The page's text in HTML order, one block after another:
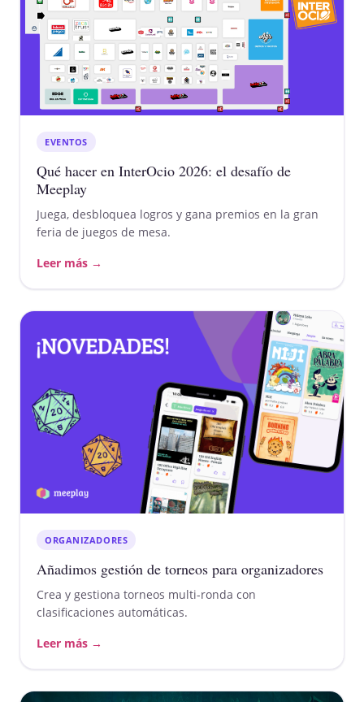
EVENTOS
Qué hacer en InterOcio 2026: el desafío de
Meeplay
Juega, desbloquea logros y gana premios en la gran
feria de juegos de mesa.
Leer más →
ORGANIZADORES
Añadimos gestión de torneos para organizadores
Crea y gestiona torneos multi-ronda con
clasificaciones automáticas.
Leer más →